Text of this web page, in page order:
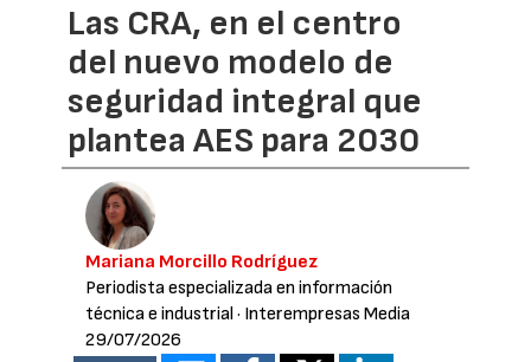
Las CRA, en el centro
del nuevo modelo de
seguridad integral que
plantea AES para 2030
Mariana Morcillo Rodríguez
Periodista especializada en información
técnica e industrial· Interempresas Media
29/07/2026